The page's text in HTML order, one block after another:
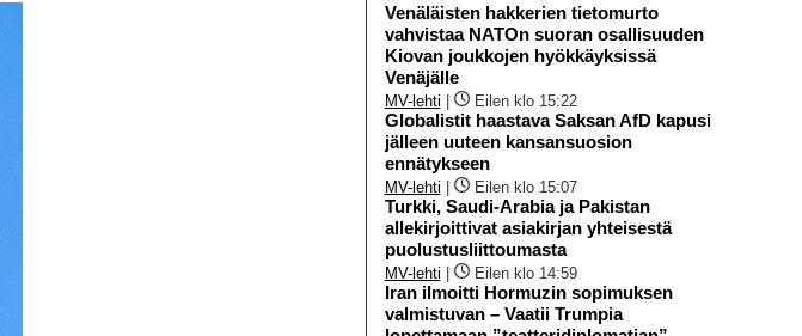
Venäläisten hakkerien tietomurto
vahvistaa NATOn suoran osallisuuden
Kiovan joukkojen hyökkäyksissä
Venäjälle
MV-lehti Eilen klo 15:22
Globalistit haastava Saksan AfD kapusi
jälleen uuteen kansansuosion
ennätykseen
MV-lehti Eilen klo 15:07
Turkki, Saudi-Arabia ja Pakistan
allekirjoittivat asiakirjan yhteisestä
puolustusliittoumasta
MV-lehti Eilen klo 14:59
Iran ilmoitti Hormuzin sopimuksen
valmistuvan – Vaatii Trumpia